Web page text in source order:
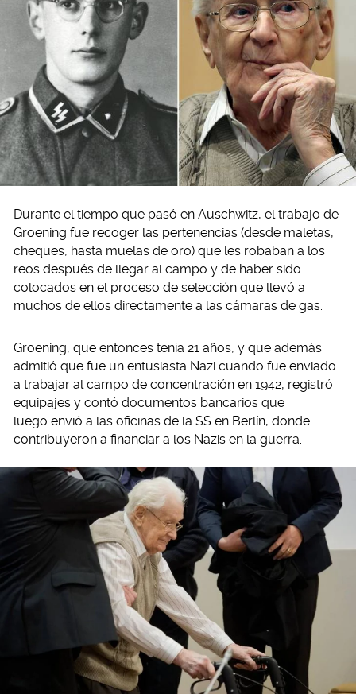
Durante el tiempo que pasó en Auschwitz, el trabajo de
Groening fue recoger las pertenencias (desde maletas,
cheques, hasta muelas de oro) que les robaban a los
reos después de llegar al campo y de haber sido
colocados en el proceso de selección que llevó a
muchos de ellos directamente a las cámaras de gas.
Groening, que entonces tenía 21 años, y que además
admitió que fue un entusiasta Nazi cuando fue enviado
a trabajar al campo de concentración en 1942, registró
equipajes y contó documentos bancarios que
luego envió a las oficinas de la SS en Berlín, donde
contribuyeron a financiar a los Nazis en la guerra.